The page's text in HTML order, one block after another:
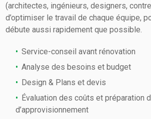
(architectes, ingénieurs, designers,
d’optimiser le travail de chaque équipe,
débute aussi rapidement que possible.
Service-conseil avant rénovation
Analyse des besoins et budget
Design & Plans et devis
Évaluation des coûts et préparation
d’approvisionnement